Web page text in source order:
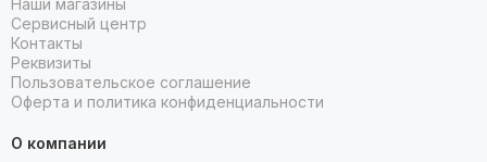
Наши магазины
Сервисный центр
Контакты
Реквизиты
Пользовательское соглашение
Оферта и политика конфиденциальности
О компании